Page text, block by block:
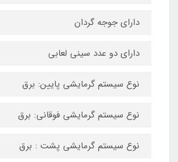
دارای جوجه گردان
دارای دو عدد سینی لعابی
نوع سیستم گرمایشی پایین: برق
نوع سیستم گرمایشی فوقانی: برق
نوع سیستم گرمایشی پشت : برق